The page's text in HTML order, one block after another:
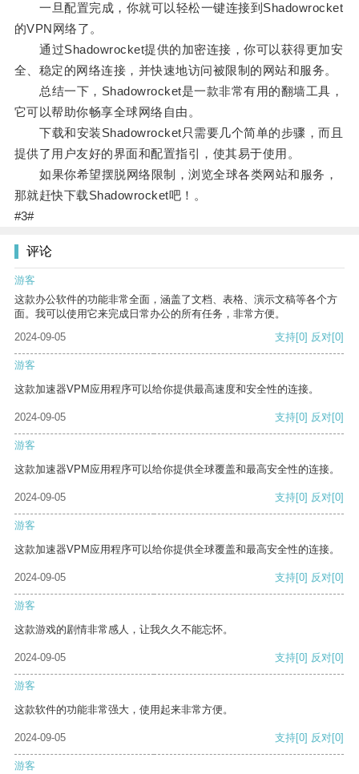
一旦配置完成，你就可以轻松一键连接到Shadowrocket
的VPN网络了。
通过Shadowrocket提供的加密连接，你可以获得更加安
全、稳定的网络连接，并快速地访问被限制的网站和服务。
总结一下，Shadowrocket是一款非常有用的翻墙工具，
它可以帮助你畅享全球网络自由。
下载和安装Shadowrocket只需要几个简单的步骤，而且
提供了用户友好的界面和配置指引，使其易于使用。
如果你希望摆脱网络限制，浏览全球各类网站和服务，
那就赶快下载Shadowrocket吧！。
#3#
评论
游客
这款办公软件的功能非常全面，涵盖了文档、表格、演示文稿等各个方
面。我可以使用它来完成日常办公的所有任务，非常方便。
2024-09-05
支持[0] 反对[0]
游客
这款加速器VPM应用程序可以给你提供最高速度和安全性的连接。
2024-09-05 支持[0] 反对[0]
游客
这款加速器VPM应用程序可以给你提供全球覆盖和最高安全性的连接。
2024-09-05 支持[0] 反对[0]
游客
这款加速器VPM应用程序可以给你提供全球覆盖和最高安全性的连接。
2024-09-05 支持[0] 反对[0]
游客
这款游戏的剧情非常感人，让我久久不能忘怀。
2024-09-05 支持[0] 反对[0]
游客
这款软件的功能非常强大，使用起来非常方便。
2024-09-05 支持[0] 反对[0]
游客